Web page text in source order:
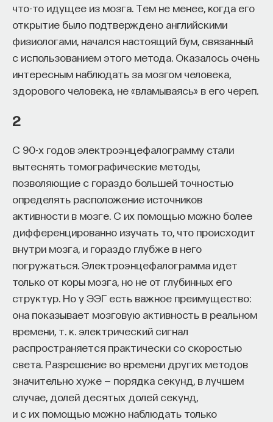
что-то идущее из мозга. Тем не менее, когда его
открытие было подтверждено английскими
физиологами, начался настоящий бум, связанный
с использованием этого метода. Оказалось очень
интересным наблюдать за мозгом человека,
здорового человека, не «вламываясь» в его череп.
2
С 90-х годов электроэнцефалограмму стали
вытеснять томографические методы,
позволяющие с гораздо большей точностью
определять расположение источников
активности в мозге. С их помощью можно более
дифференцированно изучать то, что происходит
внутри мозга, и гораздо глубже в него
погружаться. Электроэнцефалограмма идет
только от коры мозга, но не от глубинных его
структур. Но у ЭЭГ есть важное преимущество:
она показывает мозговую активность в реальном
времени, т. к. электрический сигнал
распространяется практически со скоростью
света. Разрешение во времени других методов
значительно хуже — порядка секунд, в лучшем
случае, долей десятых долей секунд,
и с их помощью можно наблюдать только
Образование работает дольше,
чем кажется
«Тема кажется простой: мы определяем цели,
движемся к ним — и дальше все должно
работать. Но в реальности с целеполаганием все
во временном разрыве, когда результат должен
эффект образования не раскрывается в тот
момент, когда выпускник выходит на работу, —
тогда все только начинается. Дальше человек
адаптируется и еще много лет пользуется тем,
что получил в университете. Если задуматься, как
долго он опирается на свое первое образование,
речь идет не о нескольких годах,
а о десятилетиях».
У университета четыре цели
«Мы выделили четыре идеологии образования.
Первая — развитие и трансляция
дисциплинарного знания, где в центре находится
само знание, а не человек и не рынок труда.
Вторая — формирование определенного типа
человека, например человека, способного